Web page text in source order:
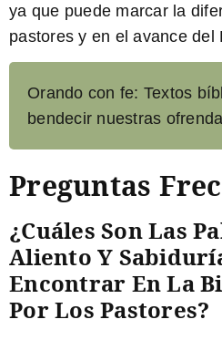
ya que puede marcar la
pastores y en el avance del
Orando con fe: Textos
bendecir nuestras
Preguntas
¿Cuáles Son Las
Aliento Y
Encontrar En La
Por Los Pastores?